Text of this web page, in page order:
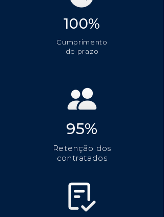
100%
Cumprimento
de prazo
95%
Retenção dos
contratados